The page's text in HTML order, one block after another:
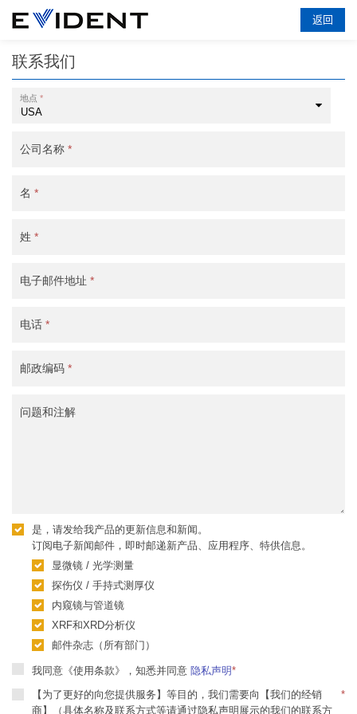
返回
联系我们
地点 *
公司名称 *
名 *
姓 *
电子邮件地址 *
电话 *
邮政编码 *
问题和注解
是，请发给我产品的更新信息和新闻。
订阅电子新闻邮件，即时邮递新产品、应用程序、特供信息。
显微镜 / 光学测量
探伤仪 / 手持式测厚仪
内窥镜与管道镜
XRF和XRD分析仪
邮件杂志（所有部门）
我同意《使用条款》，知悉并同意 隐私声明*
【为了更好的向您提供服务】等目的，我们需要向【我们的经销
商】（具体名称及联系方式等请通过隐私声明展示的我们的联系方
*